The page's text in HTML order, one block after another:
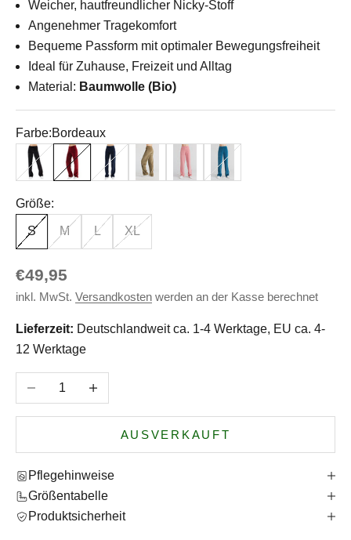
Weicher, hautfreundlicher Nicky-Stoff
Angenehmer Tragekomfort
Bequeme Passform mit optimaler Bewegungsfreiheit
Ideal für Zuhause, Freizeit und Alltag
Material: Baumwolle (Bio)
Farbe:Bordeaux
SchwarzBordeauxNachtblau
Olive Altrosa Donaublau
Größe:
S M L XL
Angebot
€49,95
inkl. MwSt. Versandkosten werden an der Kasse berechnet
Lieferzeit: Deutschlandweit ca. 1-4 Werktage, EU ca. 4-
12 Werktage
Anzahl verringernAnzahl erhöhen
AUSVERKAUFT
Pflegehinweise
Größentabelle
Produktsicherheit